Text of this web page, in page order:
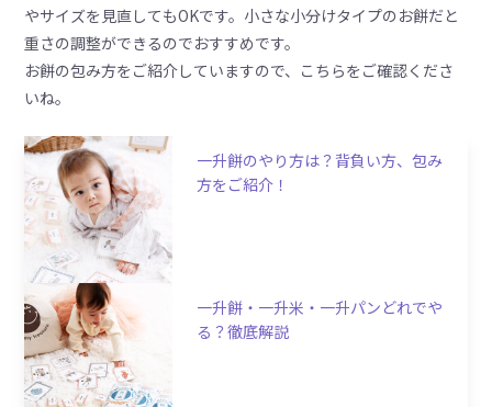
やサイズを見直してもOKです。小さな小分けタイプのお餅だと
重さの調整ができるのでおすすめです。
お餅の包み方をご紹介していますので、こちらをご確認くださ
いね。
一升餅のやり方は？背負い方、包み
方をご紹介！
一升餅・一升米・一升パンどれでや
る？徹底解説